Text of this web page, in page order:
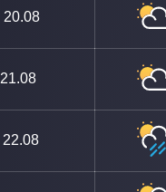
20.08
21.08
22.08